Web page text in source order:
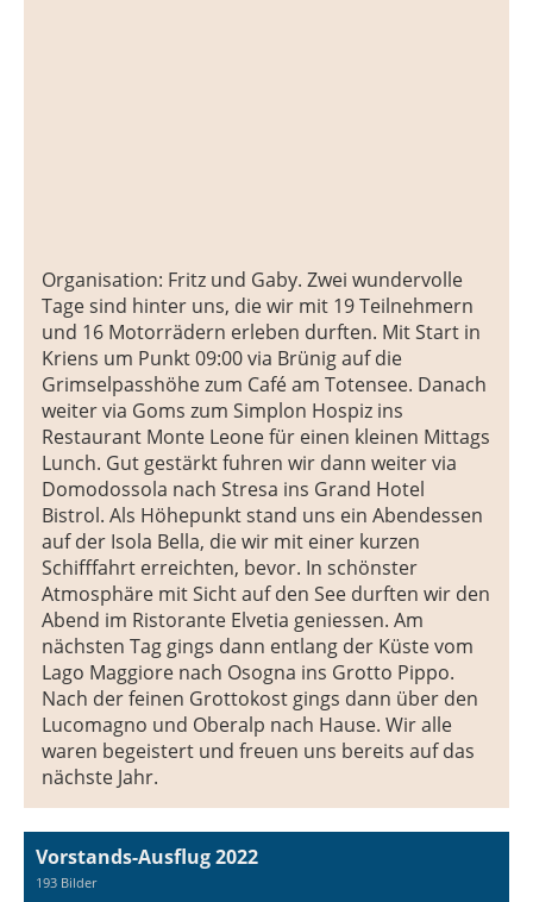
Organisation: Fritz und Gaby. Zwei wundervolle
Tage sind hinter uns, die wir mit 19 Teilnehmern
und 16 Motorrädern erleben durften. Mit Start in
Kriens um Punkt 09:00 via Brünig auf die
Grimselpasshöhe zum Café am Totensee. Danach
weiter via Goms zum Simplon Hospiz ins
Restaurant Monte Leone für einen kleinen Mittags
Lunch. Gut gestärkt fuhren wir dann weiter via
Domodossola nach Stresa ins Grand Hotel
Bistrol. Als Höhepunkt stand uns ein Abendessen
auf der Isola Bella, die wir mit einer kurzen
Schifffahrt erreichten, bevor. In schönster
Atmosphäre mit Sicht auf den See durften wir den
Abend im Ristorante Elvetia geniessen. Am
nächsten Tag gings dann entlang der Küste vom
Lago Maggiore nach Osogna ins Grotto Pippo.
Nach der feinen Grottokost gings dann über den
Lucomagno und Oberalp nach Hause. Wir alle
waren begeistert und freuen uns bereits auf das
nächste Jahr.
Vorstands-Ausflug 2022
193 Bilder